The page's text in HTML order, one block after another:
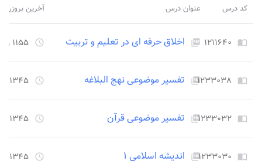
کد درس عنوان درس آخرین
import_contacts ۱۲۱۱۶۴۰ picture_as_pdf اخلاق حرفه ای در تعلیم و تربیت access_time ۱۱۵۵ روز قبل
import_contacts ۱۲۳۳۰۳۸picture_as_pdf تفسیر موضوعی نهج البلاغه access_time ۱۳۴۵ روز قبل
import_contacts ۱۲۳۳۰۳۲picture_as_pdf تفسیر موضوعی قرآن access_time ۱۳۴۵ روز قبل
import_contacts ۱۲۳۳۰۳۰picture_as_pdf اندیشه اسلامی ۱ access_time ۱۳۴۵ روز قبل